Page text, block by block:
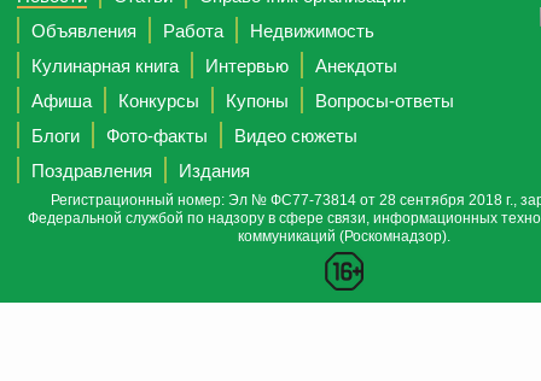
Объявления
Работа
Недвижимость
Кулинарная книга
Интервью
Анекдоты
Афиша
Конкурсы Купоны
Вопросы-ответы
Блоги
Фото-факты
Видео сюжеты
Поздравления
Издания
Регистрационный номер: Эл № ФС77-73814 от 28 сентября 2018 г.,
Федеральной службой по надзору в сфере связи, информационных
коммуникаций (Роскомнадзор).